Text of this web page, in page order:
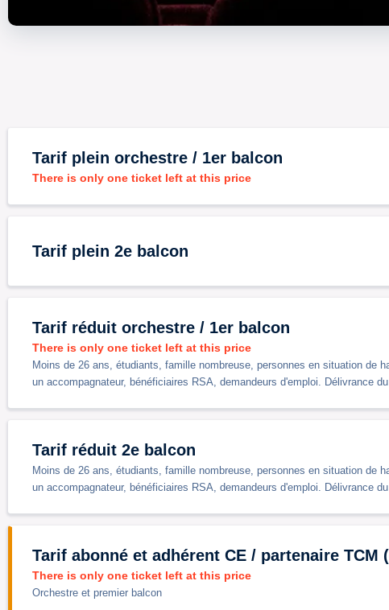
Tarif plein orchestre / 1er balcon
There is only one ticket left at this price
Tarif plein 2e balcon
Tarif réduit orchestre / 1er balcon
There is only one ticket left at this price
Moins de 26 ans, étudiants, famille nombreuse, personnes en situation de
un accompagnateur, bénéficiaires RSA, demandeurs d'emploi. Délivrance
Tarif réduit 2e balcon
Moins de 26 ans, étudiants, famille nombreuse, personnes en situation de
un accompagnateur, bénéficiaires RSA, demandeurs d'emploi. Délivrance
Tarif abonné et adhérent CE / partenaire TCM
There is only one ticket left at this price
Orchestre et premier balcon